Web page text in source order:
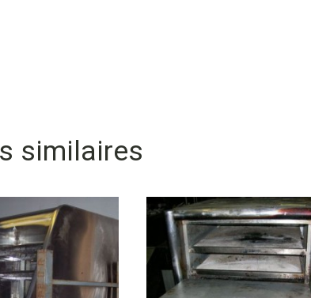
similaires